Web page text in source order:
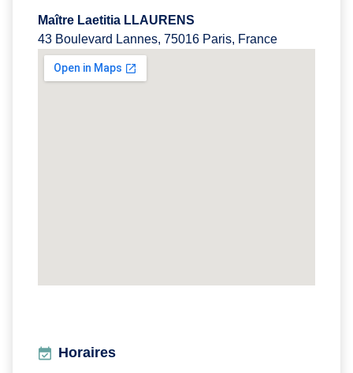
Maître Laetitia LLAURENS
43 Boulevard Lannes, 75016 Paris, France
Horaires